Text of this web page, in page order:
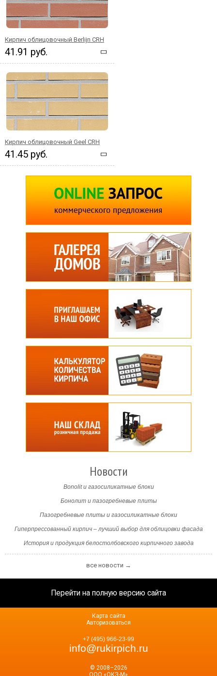
Кирпич облицовочный Berlijn CRH
41.91 руб.
Кирпич облицовочный Geel CRH
41.45 руб.
Новости
Bonolit и газосиликатные блоки
Бонолит и пазогребневые плиты
Пазогребневые плиты и газосиликатные блоки
Гиперпрессованный кирпич – лучший выбор для облицовки фасада
История и продукция белостолбовского кирпичного завода
все новости →
Перейти на полную версию сайта
© 2008–2026
ООО «ОКЗ-М»
+7 (495) 966-23-99
info@rukirpich.ru
Карта сайта
Авторизоваться